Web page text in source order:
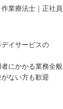
業療法士｜正社員
イサービスの
にかかる業務全般
ない方も歓迎